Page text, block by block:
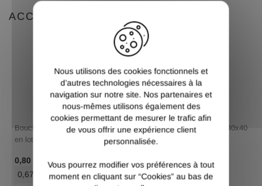
ACCESSOIRES
Bouchon plastique carré 40x40
en lots
0,80 €
/ Pce TTC
0,67 €
/ Pce HT
Bouchon plastique carré 40x40
en lots
0,80 €
/ Pce TTC
0,67 €/ Pce HT
Nous utilisons des cookies fonctionnels et
d’autres technologies nécessaires à la
navigation sur notre site. Nos partenaires et
nous-mêmes utilisons également des
cookies permettant de mesurer le trafic afin
de vous offrir une expérience client
personnalisée.
Vous pourrez modifier vos préférences à tout
moment en cliquant sur “Cookies” au bas de